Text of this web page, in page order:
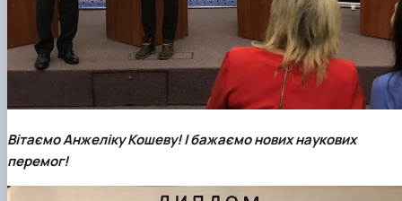
Вітаємо Анжеліку Кошеву! І бажаємо нових наукових
перемог!